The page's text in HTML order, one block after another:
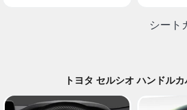
シート
トヨタ セルシオ ハンドル